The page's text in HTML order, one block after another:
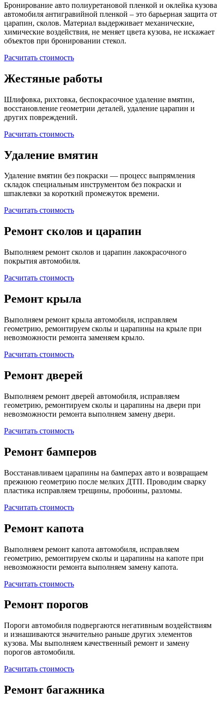
Бронирование авто полиуретановой пленкой и оклейка кузова
автомобиля антигравийной пленкой – это барьерная защита от
царапин, сколов. Материал выдерживает механические,
химические воздействия, не меняет цвета кузова, не искажает
объектов при бронировании стекол.
Расчитать стоимость
Жестяные работы
Шлифовка, рихтовка, беспокрасочное удаление вмятин,
восстановление геометрии деталей, удаление царапин и
других повреждений.
Расчитать стоимость
Удаление вмятин
Удаление вмятин без покраски — процесс выпрямления
складок специальным инструментом без покраски и
шпаклевки за короткий промежуток времени.
Расчитать стоимость
Ремонт сколов и царапин
Выполняем ремонт сколов и царапин лакокрасочного
покрытия автомобиля.
Расчитать стоимость
Ремонт крыла
Выполняем ремонт крыла автомобиля, исправляем
геометрию, ремонтируем сколы и царапины на крыле при
невозможности ремонта заменяем крыло.
Расчитать стоимость
Ремонт дверей
Выполняем ремонт дверей автомобиля, исправляем
геометрию, ремонтируем сколы и царапины на двери при
невозможности ремонта выполняем замену двери.
Расчитать стоимость
Ремонт бамперов
Восстанавливаем царапины на бамперах авто и возвращаем
прежнюю геометрию после мелких ДТП. Проводим сварку
пластика исправляем трещины, пробоины, разломы.
Расчитать стоимость
Ремонт капота
Выполняем ремонт капота автомобиля, исправляем
геометрию, ремонтируем сколы и царапины на капоте при
невозможности ремонта выполняем замену капота.
Расчитать стоимость
Ремонт порогов
Пороги автомобиля подвергаются негативным воздействиям
и изнашиваются значительно раньше других элементов
кузова. Мы выполняем качественный ремонт и замену
порогов автомобиля.
Расчитать стоимость
Ремонт багажника